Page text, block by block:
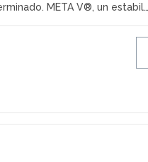
META V®, un estabil…